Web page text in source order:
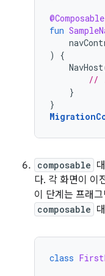
@Composable
fun
)
{
NavHost
//
}
}
composable
다. 각 화면이 이
이 단계는 프래
composable
class